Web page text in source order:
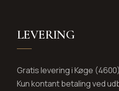
LEVERING
Gratis levering i Køge
Kun kontant betaling ved